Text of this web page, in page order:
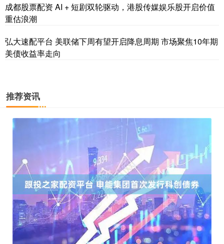
成都股票配资 AI + 短剧双轮驱动，港股传媒娱乐股开启价值
重估浪潮
弘大速配平台 美联储下周有望开启降息周期 市场聚焦10年期
美债收益率走向
推荐资讯